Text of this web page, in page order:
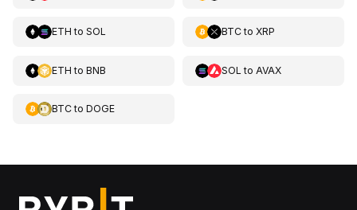
ETH to SOL BTCto XRP
ETH to BNB SOL to AVAX
BTCto DOGE